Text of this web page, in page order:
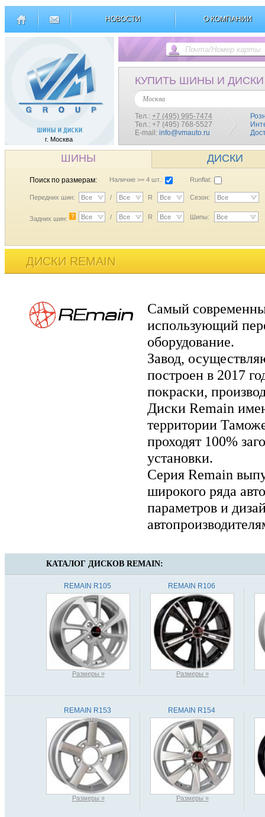
НОВОСТИ О КОМПАНИИ
г. Москва
КУПИТЬ ШИНЫ И ДИСКИ
Москва
Тел.: +7 (495) 995-7474
Тел.: +7 (495) 768-5527
E-mail: info@vmauto.ru
ШИНЫ ДИСКИ
Поиск по размерам: Наличие >= 4 шт.: Runflat:
Передних шин: Все / Все R Все Сезон: Все
Задних шин: ? Все / Все R Все Шипы: Все
ДИСКИ REMAIN
Самый
использующий
оборудование.
Завод,
построен в 2017
покраски,
Диски Remain
территории
проходят 100%
установки.
Серия Remain
широкого ряда
параметров и
КАТАЛОГ ДИСКОВ REMAIN:
REMAIN R105
Размеры »
REMAIN R106
Размеры »
REMAIN R153
Размеры »
REMAIN R154
Размеры »